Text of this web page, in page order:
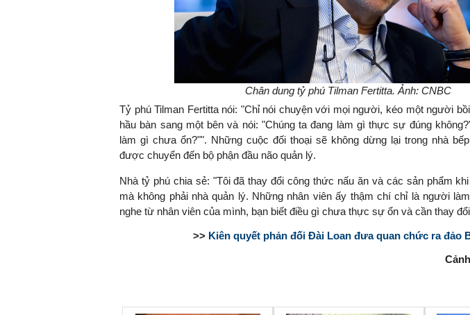
Chân dung tỷ phú Tilman Fertitta. Ảnh: CNBC
Tỷ phú Tilman Fertitta nói: "Chỉ nói chuyện với mọi người, kéo một người
hầu bàn sang một bên và nói: "Chúng ta đang làm gì thực sự đúng
làm gì chưa ổn?"". Những cuộc đối thoại sẽ không dừng lại trong nhà
được chuyển đến bộ phận đầu não quản lý.
Nhà tỷ phú chia sẻ: "Tôi đã thay đổi công thức nấu ăn và các sản phẩm
mà không phải nhà quản lý. Những nhân viên ấy thậm chí chỉ là người
nghe từ nhân viên của mình, bạn biết điều gì chưa thực sự ổn và cần thay
>> Kiên quyết phản đối Đài Loan đưa quan chức ra đảo